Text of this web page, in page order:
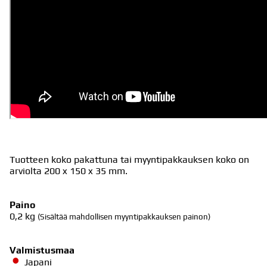
Tuotteen koko pakattuna tai myyntipakkauksen koko on
arviolta 200 x 150 x 35 mm.
Paino
0,2 kg (Sisältää mahdollisen myyntipakkauksen painon)
Valmistusmaa
Japani